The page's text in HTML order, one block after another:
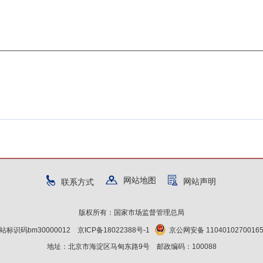
联系方式 网站地图 网站声明
版权所有：国家市场监督管理总局
标识码bm30000012 京ICP备18022388号-1
京公网安备
地址：北京市海淀区马甸东路9号 邮政编码：100088